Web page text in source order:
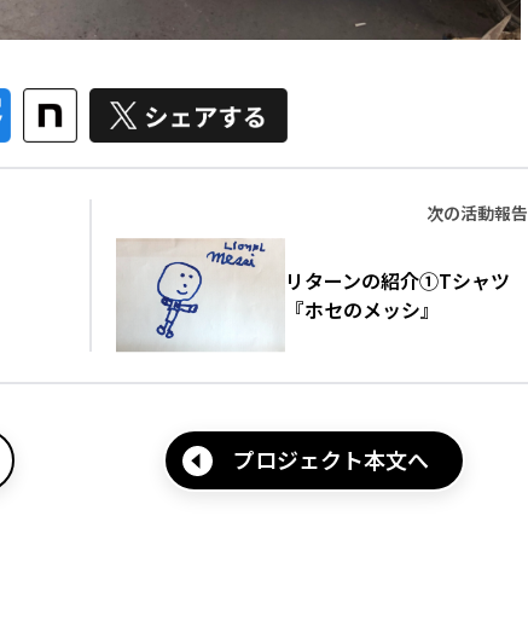
リターンの紹介①Tシャツ
『ホセのメッシ』
次の活動報告
プロジェクト本文へ